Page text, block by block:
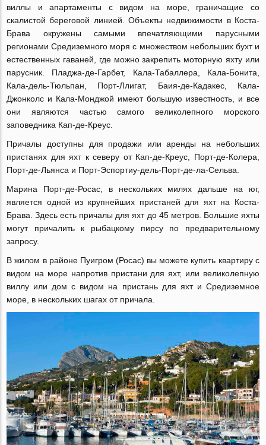
виллы и апартаменты с видом на море, граничащие со
скалистой береговой линией. Объекты недвижимости в Коста-
Брава окружены самыми впечатляющими парусными
регионами Средиземного моря с множеством небольших бухт и
естественных гаваней, где можно закрепить моторную яхту или
парусник. Пладжа-де-Гарбет, Кала-Табаллера, Кала-Бонита,
Кала-дель-Тюльпан, Порт-Ллигат, Баия-де-Кадакес, Кала-
Джонколс и Кала-Монджой имеют большую известность, и все
они являются частью самого великолепного морского
заповедника Кап-де-Креус.
Причалы доступны для продажи или аренды на небольших
пристанях для яхт к северу от Кап-де-Креус, Порт-де-Колера,
Порт-де-Льянса и Порт-Эспортиу-дель-Порт-де-ла-Сельва.
Марина Порт-де-Росас, в нескольких милях дальше на юг,
является одной из крупнейших пристаней для яхт на Коста-
Брава. Здесь есть причалы для яхт до 45 метров. Большие яхты
могут причалить к рыбацкому пирсу по предварительному
запросу.
В жилом в районе Пуигром (Росас) вы можете купить квартиру с
видом на море напротив пристани для яхт, или великолепную
виллу или дом с видом на пристань для яхт и Средиземное
море, в нескольких шагах от причала.